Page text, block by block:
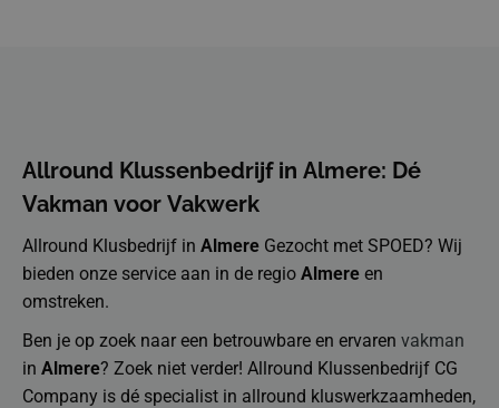
Allround Klussenbedrijf in Almere: Dé
Vakman voor Vakwerk
Allround Klusbedrijf in Almere Gezocht met SPOED? Wij
bieden onze service aan in de regio Almere en
omstreken.
Ben je op zoek naar een betrouwbare en ervaren vakman
in Almere? Zoek niet verder! Allround Klussenbedrijf CG
Company is dé specialist in allround kluswerkzaamheden,